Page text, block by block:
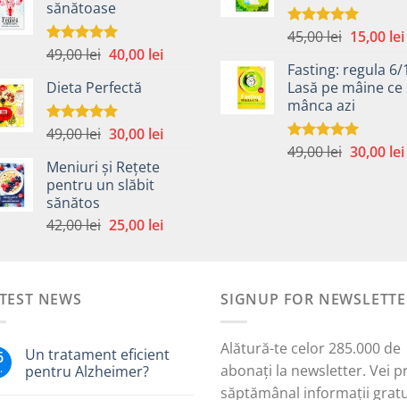
fost:
59,00 lei.
sănătoase
Evaluat la
49,00lei Prețul
a
fost:
49,00 lei.
40,00 leiPrețul
Dieta Perfectă
Evaluat la
49,00lei Prețul
a
fost:
30,00 leiPrețul
Meniuri și Rețete
pentru un slăbit
sănătos
42,00lei Prețul
25,00 leiPrețul
59,00 lei.
Evaluat la
45,00lei Prețul
a
fost:
45,00 lei.
15,00 lei
Fasting: regula 6/
Lasă pe mâine
mânca azi
Evaluat la
49,00lei Prețul
30,00 lei
NEWS
Un tratament eficient
pentru Alzheimer?
SIGNUP FOR
Alătură-te celor 285.000 de
abonați la newsletter. Vei
săptămânal informații